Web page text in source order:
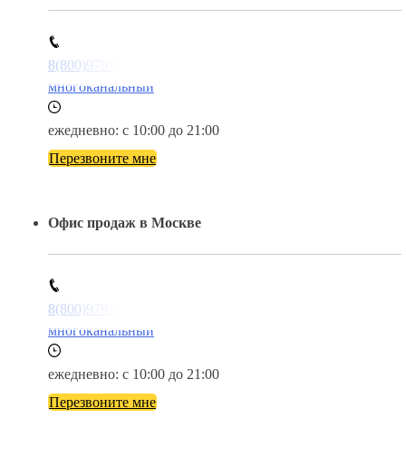
8(800)9797043
многоканальный
ежедневно: с 10:00 до 21:00
Перезвоните мне
Офис продаж в Москве
8(800)9797043
многоканальный
ежедневно: с 10:00 до 21:00
Перезвоните мне